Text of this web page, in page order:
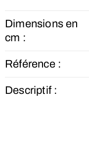
Dimensions en
cm :
Référence :
Descriptif :